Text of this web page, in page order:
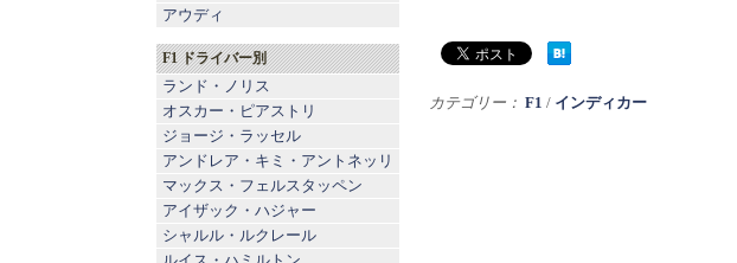
カテゴリー： F1 / インディカー
アウディ
F1 ドライバー別
ランド・ノリス
オスカー・ピアストリ
ジョージ・ラッセル
アンドレア・キミ・アントネッリ
マックス・フェルスタッペン
アイザック・ハジャー
シャルル・ルクレール